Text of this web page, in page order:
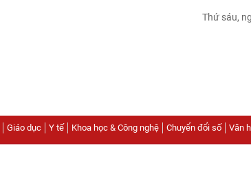
Thứ sáu,
Giáo dục Y tế Khoa học & Công nghệ Chuyển đổi số Văn